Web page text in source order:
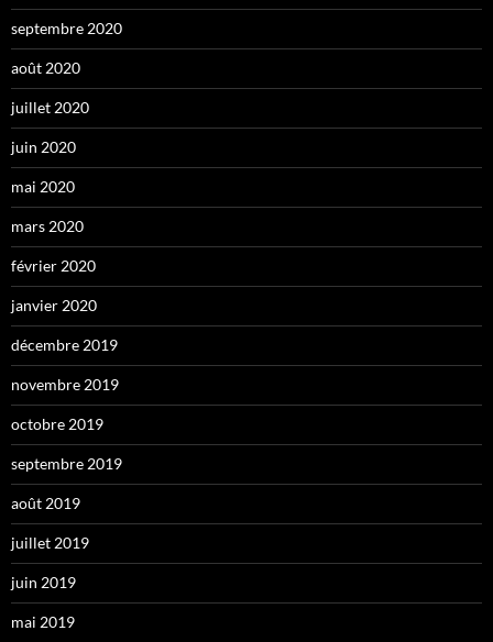
septembre 2020
août 2020
juillet 2020
juin 2020
mai 2020
mars 2020
février 2020
janvier 2020
décembre 2019
novembre 2019
octobre 2019
septembre 2019
août 2019
juillet 2019
juin 2019
mai 2019